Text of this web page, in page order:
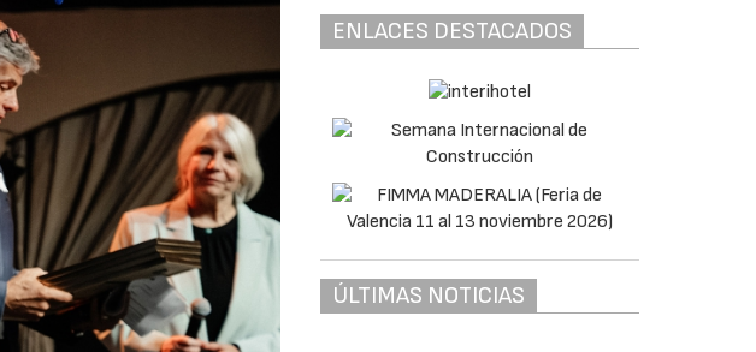
ENLACES DESTACADOS
ÚLTIMAS NOTICIAS